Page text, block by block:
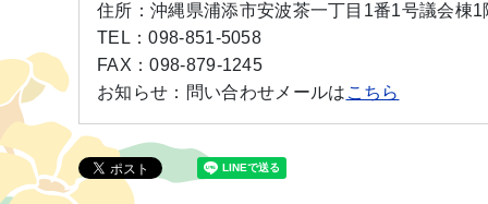
住所： 沖縄県浦添市安波茶一丁目1番1号議会棟1
TEL：098-851-5058
FAX：098-879-1245
お知らせ： 問い合わせメールは こちら